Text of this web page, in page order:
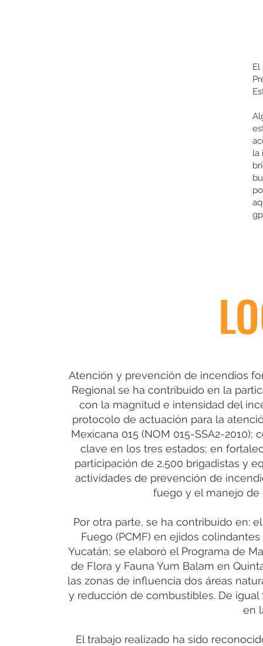
El
la
Atención y prevención de incendios
Regional se ha contribuido en la
con la magnitud e intensidad del
protocolo de actuación para la
Mexicana 015 (NOM 015-SSA2-
clave en los tres estados; en
participación de 2,500 brigadistas y
actividades de prevención de
fuego y el manejo
Por otra parte, se ha contribuido en:
Fuego (PCMF) en ejidos
Yucatán; se elaboró el Programa de
de Flora y Fauna Yum Balam en
las zonas de influencia dos áreas
y reducción de combustibles. De
en
El trabajo realizado ha sido